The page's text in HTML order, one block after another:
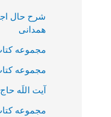
شرح حال
همدانی
مجموعه
مجموعه
آیت اللَه
مجموعه